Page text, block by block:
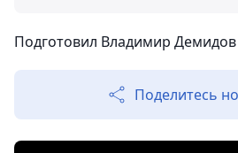
Подготовил Владимир Демидов
Поделитесь